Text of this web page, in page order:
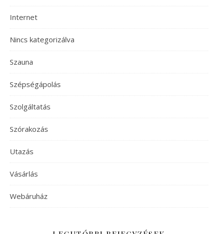
Internet
Nincs kategorizálva
Szauna
Szépségápolás
Szolgáltatás
Szórakozás
Utazás
Vásárlás
Webáruház